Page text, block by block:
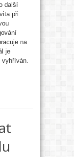
další
při
na
je
vyhříván.